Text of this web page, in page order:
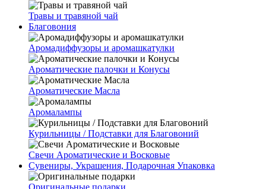
Травы и травяной чай
Благовония
Аромадиффузоры и аромашкатулки
Ароматические палочки и Конусы
Ароматические Масла
Аромалампы
Курильницы / Подставки для Благовоний
Свечи Ароматические и Восковые
Сувениры, Украшения, Подарочная Упаковка
Оригинальные подарки